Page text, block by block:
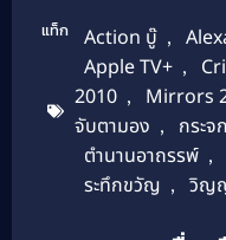
แท็ก Action บู๊ ,
Apple TV+ ,
2010 , Mirrors
จับตามอง , กระจก
ตำนานอาถรรพ์ ,
ระทึกขวัญ , วิญ